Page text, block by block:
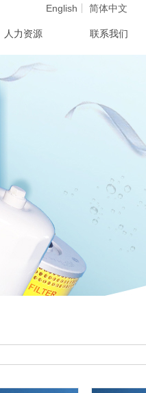
人力资源 联系我们
English 简体中文